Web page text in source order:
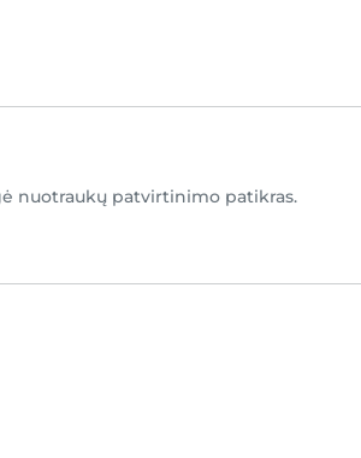
nuotraukų patvirtinimo patikras.